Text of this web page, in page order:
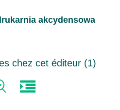
akcydensowa
chez cet éditeur (1)